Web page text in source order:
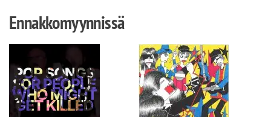
Ennakkomyynnissä